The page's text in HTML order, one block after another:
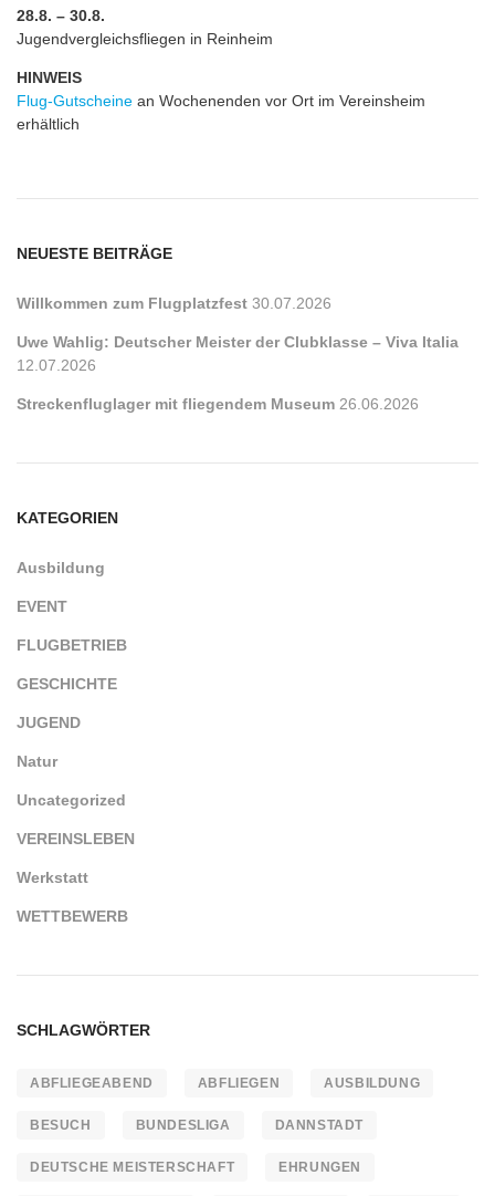
28.8. – 30.8.
Jugendvergleichsfliegen in Reinheim
HINWEIS
Flug-Gutscheine an Wochenenden vor Ort im Vereinsheim
erhältlich
NEUESTE BEITRÄGE
Willkommen zum Flugplatzfest 30.07.2026
Uwe Wahlig: Deutscher Meister der Clubklasse – Viva Italia
12.07.2026
Streckenfluglager mit fliegendem Museum 26.06.2026
KATEGORIEN
Ausbildung
EVENT
FLUGBETRIEB
GESCHICHTE
JUGEND
Natur
Uncategorized
VEREINSLEBEN
Werkstatt
WETTBEWERB
SCHLAGWÖRTER
ABFLIEGEABEND ABFLIEGEN AUSBILDUNG
BESUCH BUNDESLIGA DANNSTADT
DEUTSCHE MEISTERSCHAFT EHRUNGEN